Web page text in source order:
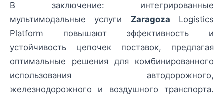
В заключение: интегрированные
мультимодальные услуги Zaragoza Logistics
Platform повышают эффективность и
устойчивость цепочек поставок, предлагая
оптимальные решения для комбинированного
использования автодорожного,
железнодорожного и воздушного транспорта.